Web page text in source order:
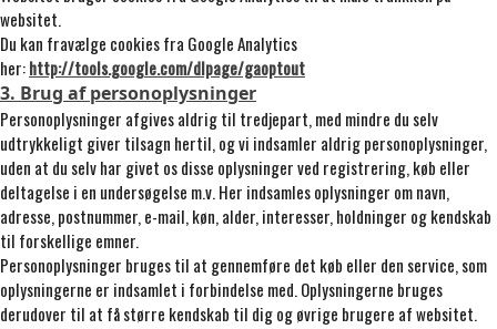
websitet.
Du kan fravælge cookies fra Google Analytics
her:http://tools.google.com/dlpage/gaoptout
3. Brug af personoplysninger
Personoplysninger afgives aldrig til tredjepart, med mindre du selv
udtrykkeligt giver tilsagn hertil, og vi indsamler aldrig personoplysninger,
uden at du selv har givet os disse oplysninger ved registrering, køb eller
deltagelse i en undersøgelse m.v. Her indsamles oplysninger om navn,
adresse, postnummer, e-mail, køn, alder, interesser, holdninger og kendskab
til forskellige emner.
Personoplysninger bruges til at gennemføre det køb eller den service, som
oplysningerne er indsamlet i forbindelse med. Oplysningerne bruges
derudover til at få større kendskab til dig og øvrige brugere af websitet.